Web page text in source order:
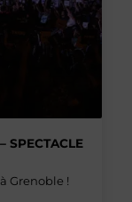
SPECTACLE
Grenoble !